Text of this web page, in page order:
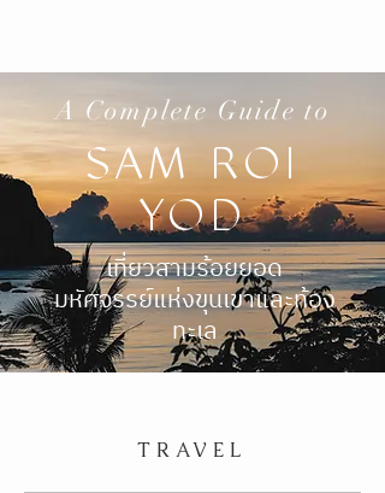
A Complete Guide to
SAM ROI
YOD
เที่ยวสามร้อยยอด
ทะเล